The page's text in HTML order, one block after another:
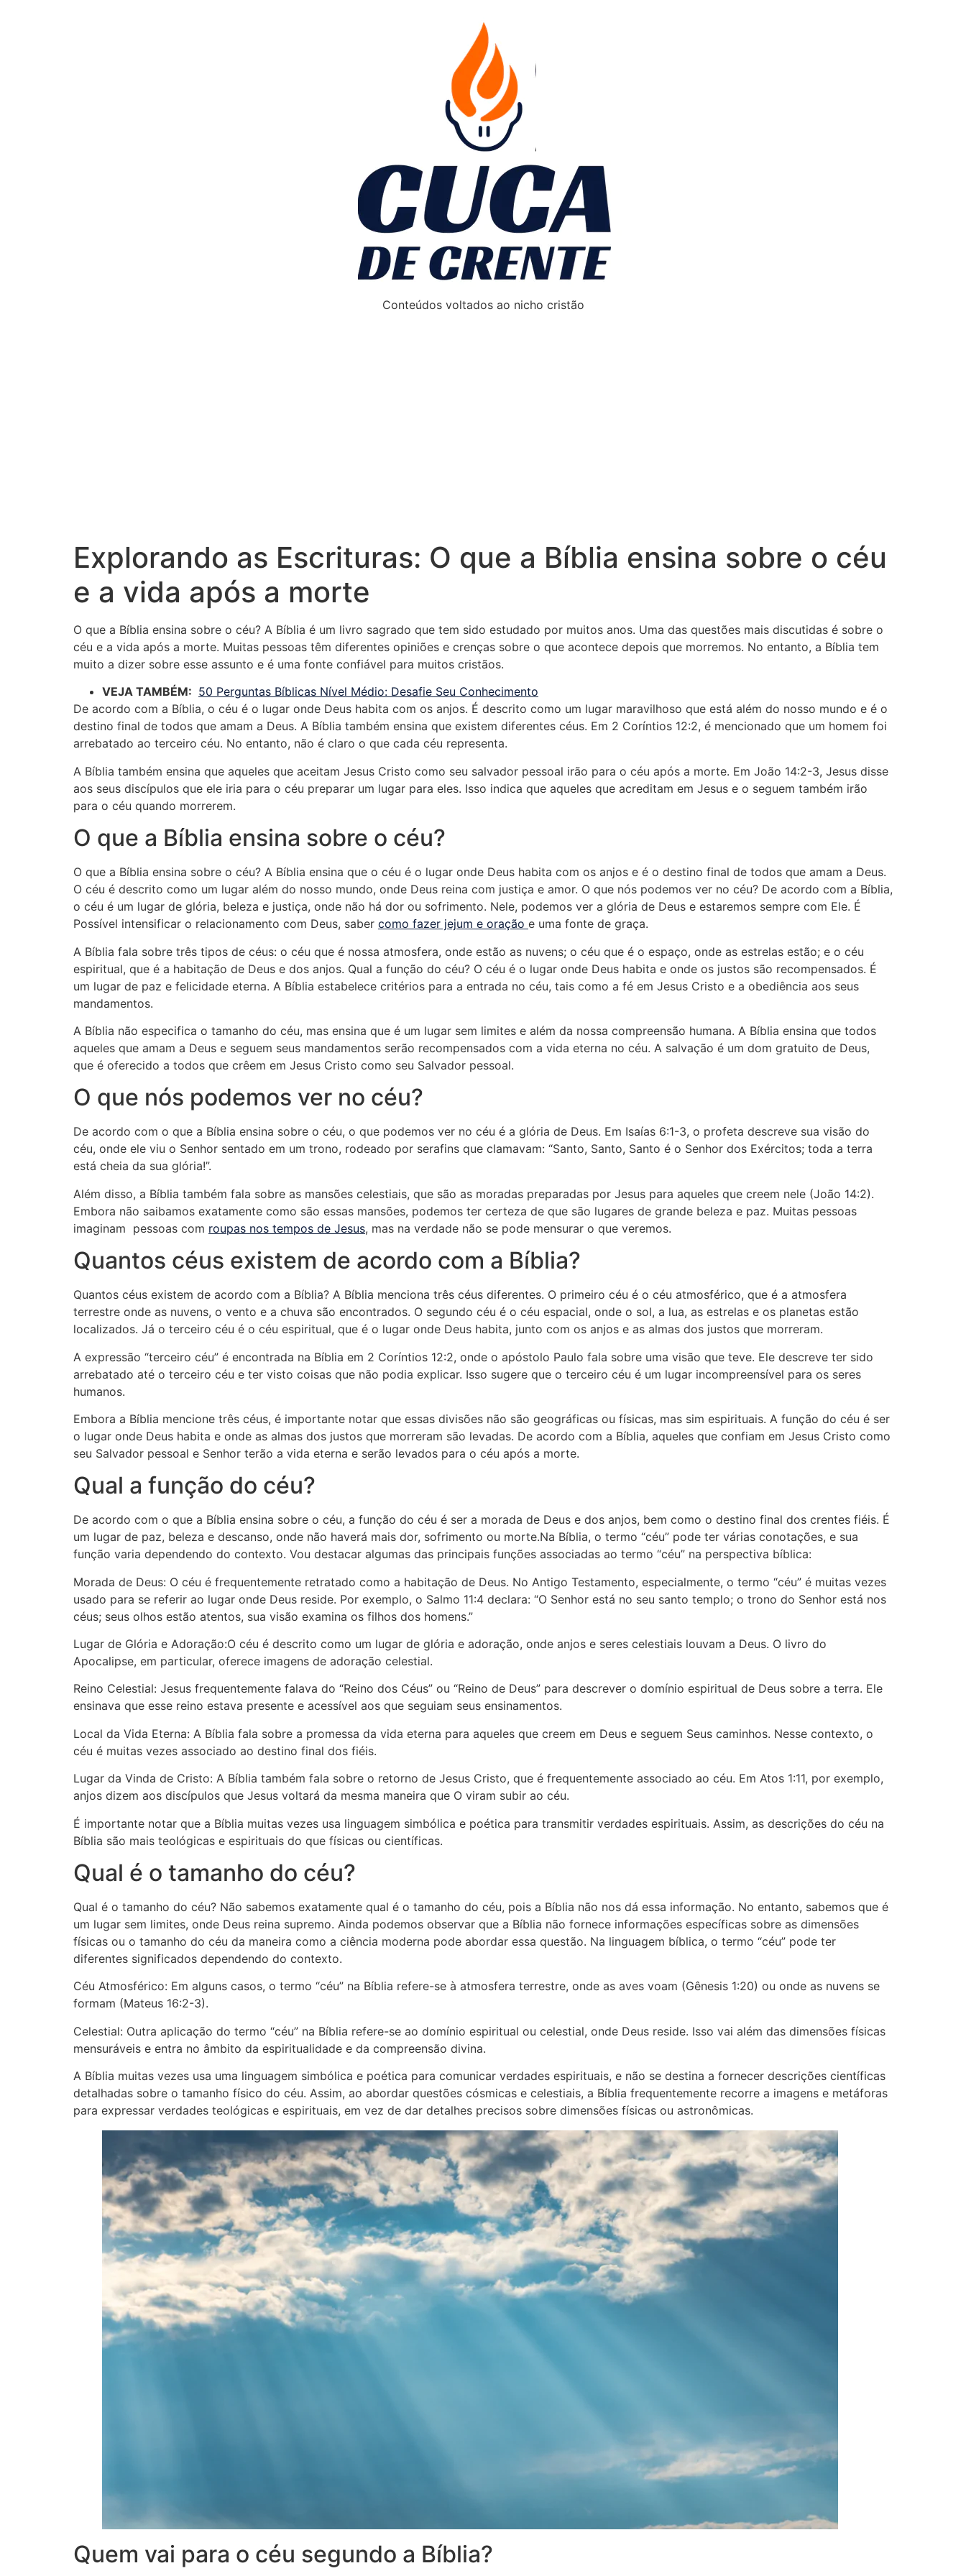
Conteúdos voltados ao nicho cristão
Explorando as Escrituras: O que a Bíblia ensina sobre o céu
e a vida após a morte
O que a Bíblia ensina sobre o céu? A Bíblia é um livro sagrado que tem sido estudado por muitos anos. Uma das questões mais discutidas é sobre o
céu e a vida após a morte. Muitas pessoas têm diferentes opiniões e crenças sobre o que acontece depois que morremos. No entanto, a Bíblia tem
muito a dizer sobre esse assunto e é uma fonte confiável para muitos cristãos.
VEJA TAMBÉM: 50 Perguntas Bíblicas Nível Médio: Desafie Seu Conhecimento
De acordo com a Bíblia, o céu é o lugar onde Deus habita com os anjos. É descrito como um lugar maravilhoso que está além do nosso mundo e é o
destino final de todos que amam a Deus. A Bíblia também ensina que existem diferentes céus. Em 2 Coríntios 12:2, é mencionado que um homem foi
arrebatado ao terceiro céu. No entanto, não é claro o que cada céu representa.
A Bíblia também ensina que aqueles que aceitam Jesus Cristo como seu salvador pessoal irão para o céu após a morte. Em João 14:2-3, Jesus disse
aos seus discípulos que ele iria para o céu preparar um lugar para eles. Isso indica que aqueles que acreditam em Jesus e o seguem também irão
para o céu quando morrerem.
O que a Bíblia ensina sobre o céu?
O que a Bíblia ensina sobre o céu? A Bíblia ensina que o céu é o lugar onde Deus habita com os anjos e é o destino final de todos que amam a Deus.
O céu é descrito como um lugar além do nosso mundo, onde Deus reina com justiça e amor. O que nós podemos ver no céu? De acordo com a Bíblia,
o céu é um lugar de glória, beleza e justiça, onde não há dor ou sofrimento. Nele, podemos ver a glória de Deus e estaremos sempre com Ele. É
Possível intensificar o relacionamento com Deus, saber como fazer jejum e oração e uma fonte de graça.
A Bíblia fala sobre três tipos de céus: o céu que é nossa atmosfera, onde estão as nuvens; o céu que é o espaço, onde as estrelas estão; e o céu
espiritual, que é a habitação de Deus e dos anjos. Qual a função do céu? O céu é o lugar onde Deus habita e onde os justos são recompensados. É
um lugar de paz e felicidade eterna. A Bíblia estabelece critérios para a entrada no céu, tais como a fé em Jesus Cristo e a obediência aos seus
mandamentos.
A Bíblia não especifica o tamanho do céu, mas ensina que é um lugar sem limites e além da nossa compreensão humana. A Bíblia ensina que todos
aqueles que amam a Deus e seguem seus mandamentos serão recompensados com a vida eterna no céu. A salvação é um dom gratuito de Deus,
que é oferecido a todos que crêem em Jesus Cristo como seu Salvador pessoal.
O que nós podemos ver no céu?
De acordo com o que a Bíblia ensina sobre o céu, o que podemos ver no céu é a glória de Deus. Em Isaías 6:1-3, o profeta descreve sua visão do
céu, onde ele viu o Senhor sentado em um trono, rodeado por serafins que clamavam: “Santo, Santo, Santo é o Senhor dos Exércitos; toda a terra
está cheia da sua glória!”.
Além disso, a Bíblia também fala sobre as mansões celestiais, que são as moradas preparadas por Jesus para aqueles que creem nele (João 14:2).
Embora não saibamos exatamente como são essas mansões, podemos ter certeza de que são lugares de grande beleza e paz. Muitas pessoas
imaginam pessoas com roupas nos tempos de Jesus, mas na verdade não se pode mensurar o que veremos.
Quantos céus existem de acordo com a Bíblia?
Quantos céus existem de acordo com a Bíblia? A Bíblia menciona três céus diferentes. O primeiro céu é o céu atmosférico, que é a atmosfera
terrestre onde as nuvens, o vento e a chuva são encontrados. O segundo céu é o céu espacial, onde o sol, a lua, as estrelas e os planetas estão
localizados. Já o terceiro céu é o céu espiritual, que é o lugar onde Deus habita, junto com os anjos e as almas dos justos que morreram.
A expressão “terceiro céu” é encontrada na Bíblia em 2 Coríntios 12:2, onde o apóstolo Paulo fala sobre uma visão que teve. Ele descreve ter sido
arrebatado até o terceiro céu e ter visto coisas que não podia explicar. Isso sugere que o terceiro céu é um lugar incompreensível para os seres
humanos.
Embora a Bíblia mencione três céus, é importante notar que essas divisões não são geográficas ou físicas, mas sim espirituais. A função do céu é ser
o lugar onde Deus habita e onde as almas dos justos que morreram são levadas. De acordo com a Bíblia, aqueles que confiam em Jesus Cristo como
seu Salvador pessoal e Senhor terão a vida eterna e serão levados para o céu após a morte.
Qual a função do céu?
De acordo com o que a Bíblia ensina sobre o céu, a função do céu é ser a morada de Deus e dos anjos, bem como o destino final dos crentes fiéis. É
um lugar de paz, beleza e descanso, onde não haverá mais dor, sofrimento ou morte.Na Bíblia, o termo “céu” pode ter várias conotações, e sua
função varia dependendo do contexto. Vou destacar algumas das principais funções associadas ao termo “céu” na perspectiva bíblica:
Morada de Deus: O céu é frequentemente retratado como a habitação de Deus. No Antigo Testamento, especialmente, o termo “céu” é muitas vezes
usado para se referir ao lugar onde Deus reside. Por exemplo, o Salmo 11:4 declara: “O Senhor está no seu santo templo; o trono do Senhor está nos
céus; seus olhos estão atentos, sua visão examina os filhos dos homens.”
Lugar de Glória e Adoração:O céu é descrito como um lugar de glória e adoração, onde anjos e seres celestiais louvam a Deus. O livro do
Apocalipse, em particular, oferece imagens de adoração celestial.
Reino Celestial: Jesus frequentemente falava do “Reino dos Céus” ou “Reino de Deus” para descrever o domínio espiritual de Deus sobre a terra. Ele
ensinava que esse reino estava presente e acessível aos que seguiam seus ensinamentos.
Local da Vida Eterna: A Bíblia fala sobre a promessa da vida eterna para aqueles que creem em Deus e seguem Seus caminhos. Nesse contexto, o
céu é muitas vezes associado ao destino final dos fiéis.
Lugar da Vinda de Cristo: A Bíblia também fala sobre o retorno de Jesus Cristo, que é frequentemente associado ao céu. Em Atos 1:11, por exemplo,
anjos dizem aos discípulos que Jesus voltará da mesma maneira que O viram subir ao céu.
É importante notar que a Bíblia muitas vezes usa linguagem simbólica e poética para transmitir verdades espirituais. Assim, as descrições do céu na
Bíblia são mais teológicas e espirituais do que físicas ou científicas.
Qual é o tamanho do céu?
Qual é o tamanho do céu? Não sabemos exatamente qual é o tamanho do céu, pois a Bíblia não nos dá essa informação. No entanto, sabemos que é
um lugar sem limites, onde Deus reina supremo. Ainda podemos observar que a Bíblia não fornece informações específicas sobre as dimensões
físicas ou o tamanho do céu da maneira como a ciência moderna pode abordar essa questão. Na linguagem bíblica, o termo “céu” pode ter
diferentes significados dependendo do contexto.
Céu Atmosférico: Em alguns casos, o termo “céu” na Bíblia refere-se à atmosfera terrestre, onde as aves voam (Gênesis 1:20) ou onde as nuvens se
formam (Mateus 16:2-3).
Celestial: Outra aplicação do termo “céu” na Bíblia refere-se ao domínio espiritual ou celestial, onde Deus reside. Isso vai além das dimensões físicas
mensuráveis e entra no âmbito da espiritualidade e da compreensão divina.
A Bíblia muitas vezes usa uma linguagem simbólica e poética para comunicar verdades espirituais, e não se destina a fornecer descrições científicas
detalhadas sobre o tamanho físico do céu. Assim, ao abordar questões cósmicas e celestiais, a Bíblia frequentemente recorre a imagens e metáforas
para expressar verdades teológicas e espirituais, em vez de dar detalhes precisos sobre dimensões físicas ou astronômicas.
Quem vai para o céu segundo a Bíblia?